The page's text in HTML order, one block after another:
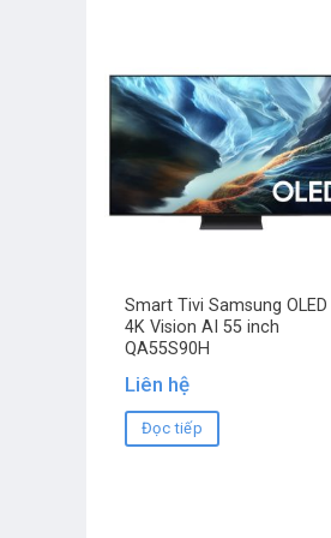
Smart Tivi Samsung OLED
4K Vision AI 55 inch
QA55S90H
Liên hệ
Đọc tiếp